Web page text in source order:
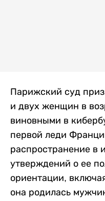
Парижский суд
и двух женщин в
виновными в
первой леди
распространение в
утверждений о ее
ориентации,
она родилась